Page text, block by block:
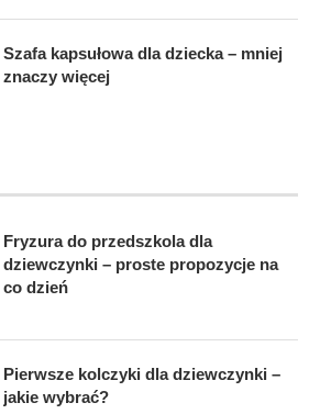
Szafa kapsułowa dla dziecka – mniej
znaczy więcej
Fryzura do przedszkola dla
dziewczynki – proste propozycje na
co dzień
Pierwsze kolczyki dla dziewczynki –
jakie wybrać?